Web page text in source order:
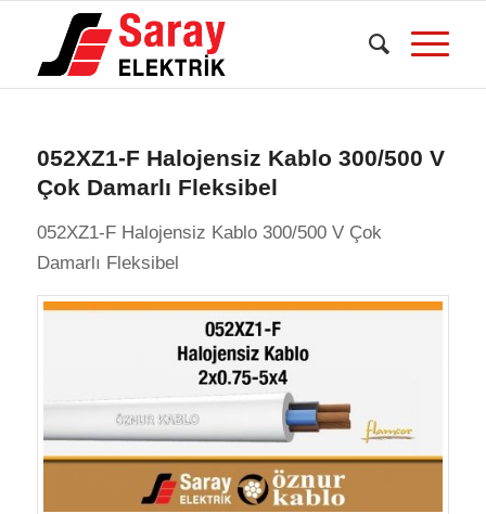
052XZ1-F Halojensiz Kablo 300/500 V
Çok Damarlı Fleksibel
052XZ1-F Halojensiz Kablo 300/500 V Çok
Damarlı Fleksibel